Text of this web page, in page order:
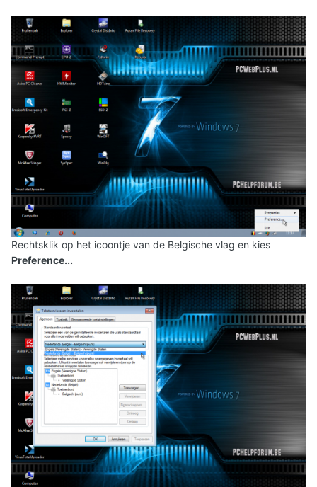
Rechtsklik op het icoontje van de Belgische vlag en kies
Preference...